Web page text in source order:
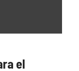
el